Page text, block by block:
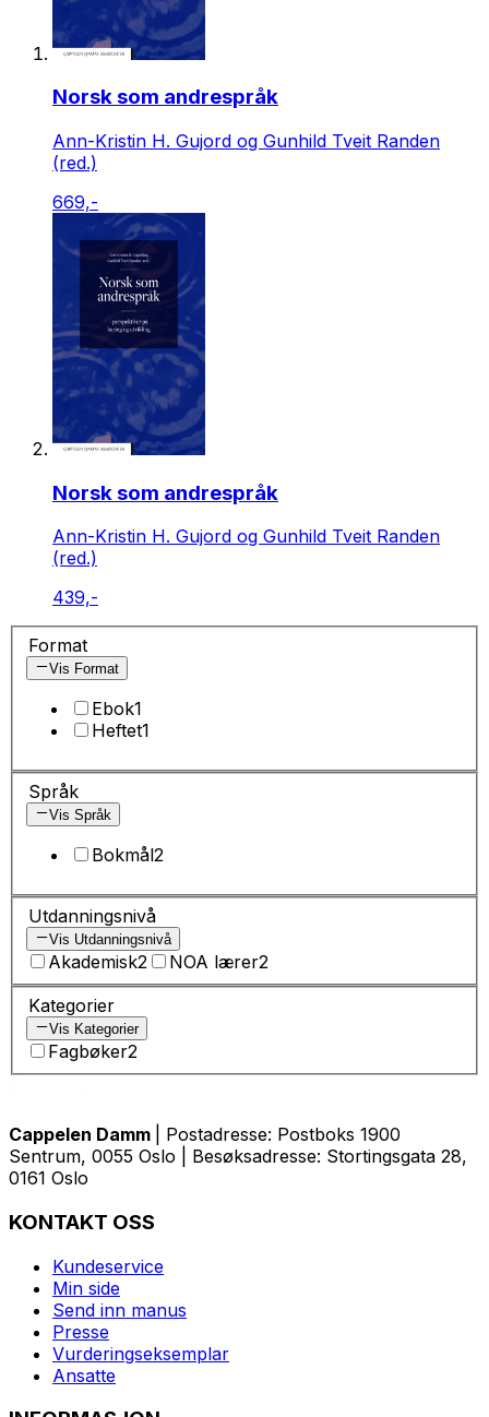
Norsk som andrespråk
Ann-Kristin H. Gujord og Gunhild Tveit Randen
(red.)
669,-
Norsk som andrespråk
Ann-Kristin H. Gujord og Gunhild Tveit Randen
(red.)
439,-
Format
Vis Format
Ebok1
Heftet1
Språk
Vis Språk
Bokmål2
Utdanningsnivå
Vis Utdanningsnivå
Akademisk2 NOA lærer2
Kategorier
Vis Kategorier
Fagbøker2
Cappelen Damm
| Postadresse: Postboks 1900
Sentrum, 0055 Oslo | Besøksadresse: Stortingsgata 28,
0161 Oslo
KONTAKT OSS
Kundeservice
Min side
Send inn manus
Presse
Vurderingseksemplar
Ansatte